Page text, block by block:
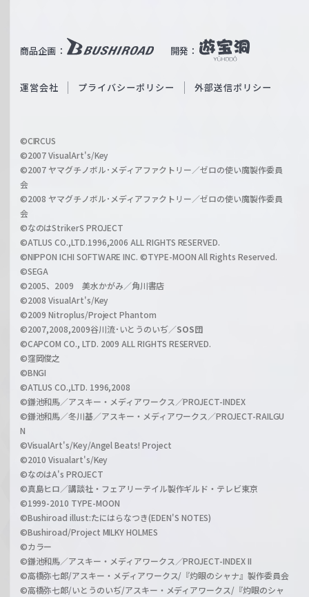
ß
c
a
r
z
商品企画： 開発：
b
O
i
l
h
a
n
l
運営会社 プライバシーポリシー 外部送信ポリシー
©CIRCUS
©2007 VisualArt's/Key
©2007 ヤマグチノボル･メディアファクトリー／ゼロの使い魔製作委員
会
©2008 ヤマグチノボル･メディアファクトリー／ゼロの使い魔製作委員
会
©なのはStrikerS PROJECT
©ATLUS CO.,LTD.1996,2006 ALL RIGHTS RESERVED.
©NIPPON ICHI SOFTWARE INC. ©TYPE-MOON All Rights Reserved.
©SEGA
©2005、2009 美水かがみ／角川書店
©2008 VisualArt's/Key
©2009 Nitroplus/Project Phantom
©2007,2008,2009谷川流･いとうのいぢ／SOS団
©CAPCOM CO., LTD. 2009 ALL RIGHTS RESERVED.
©窪岡俊之
©BNGI
©ATLUS CO.,LTD. 1996,2008
©鎌池和馬／アスキー・メディアワークス／PROJECT-INDEX
©鎌池和馬／冬川基／アスキー・メディアワークス／PROJECT-RAILGU
N
©VisualArt's/Key/Angel Beats! Project
©2010 Visualart's/Key
©なのはA's PROJECT
©真島ヒロ／講談社・フェアリーテイル製作ギルド・テレビ東京
©1999-2010 TYPE-MOON
©Bushiroad illust:たにはらなつき(EDEN'S NOTES)
©Bushiroad/Project MILKY HOLMES
©カラー
©鎌池和馬／アスキー・メディアワークス／PROJECT-INDEX II
©高橋弥七郎/アスキー・メディアワークス/『灼眼のシャナ』製作委員会
©高橋弥七郎/いとうのいぢ/アスキー・メディアワークス/『灼眼のシャ